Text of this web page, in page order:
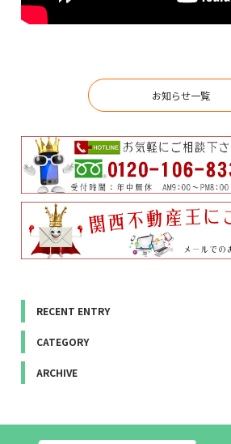
お知らせ一覧
RECENT ENTRY
CATEGORY
ARCHIVE